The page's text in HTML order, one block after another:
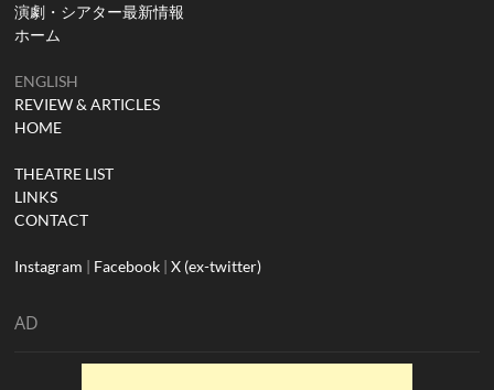
演劇・シアター最新情報
ホーム
ENGLISH
REVIEW & ARTICLES
HOME
THEATRE LIST
LINKS
CONTACT
Instagram | Facebook |X (ex-twitter)
AD